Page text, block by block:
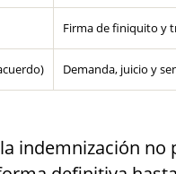
Firma de finiquito y
Demanda, juicio y
la indemnización no